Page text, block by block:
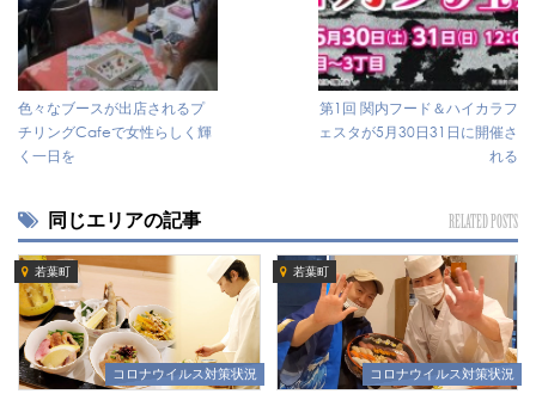
色々なブースが出店されるプ
チリングCafeで女性らしく輝
く一日を
第1回 関内フード＆ハイカラフ
ェスタが5月30日31日に開催さ
れる
同じエリアの記事 RELATED POSTS
若葉町
コロナウイルス対策状況
若葉町
コロナウイルス対策状況